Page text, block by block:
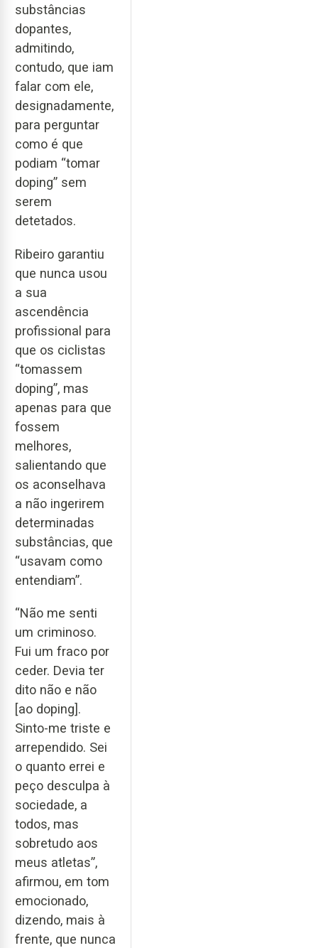
substâncias
dopantes,
admitindo,
contudo, que iam
falar com ele,
designadamente,
para perguntar
como é que
podiam “tomar
doping” sem
serem
detetados.
Ribeiro garantiu
que nunca usou
a sua
ascendência
profissional para
que os ciclistas
“tomassem
doping”, mas
apenas para que
fossem
melhores,
salientando que
os aconselhava
a não ingerirem
determinadas
substâncias, que
“usavam como
entendiam”.
“Não me senti
um criminoso.
Fui um fraco por
ceder. Devia ter
dito não e não
[ao doping].
Sinto-me triste e
arrependido. Sei
o quanto errei e
peço desculpa à
sociedade, a
todos, mas
sobretudo aos
meus atletas”,
afirmou, em tom
emocionado,
dizendo, mais à
frente, que nunca